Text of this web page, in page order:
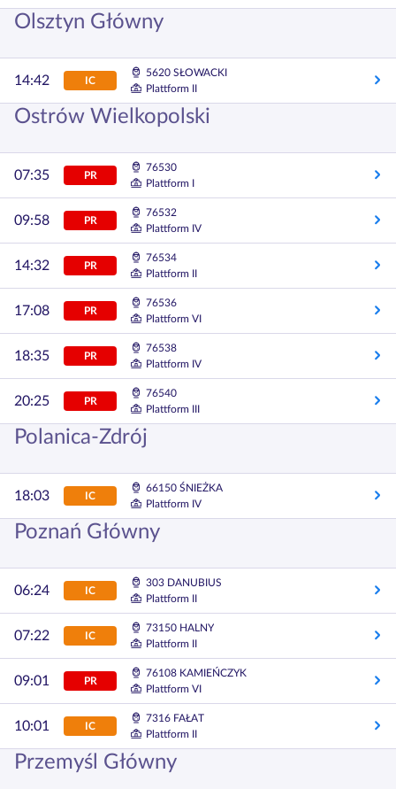
Olsztyn Główny
14:42 IC
5620 SŁOWACKI
Plattform II
Ostrów Wielkopolski
07:35 PR
76530
Plattform I
09:58 PR
76532
Plattform IV
14:32 PR
76534
Plattform II
17:08 PR
76536
Plattform VI
18:35 PR
76538
Plattform IV
20:25 PR
76540
Plattform III
Polanica-Zdrój
18:03 IC
66150 ŚNIEŻKA
Plattform IV
Poznań Główny
06:24 IC
303 DANUBIUS
Plattform II
07:22 IC
73150 HALNY
Plattform II
09:01 PR
76108 KAMIEŃCZYK
Plattform VI
10:01 IC
7316 FAŁAT
Plattform II
Przemyśl Główny